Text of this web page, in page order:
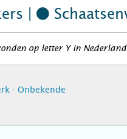
|
op letter Y in Nederland
- Onbekende